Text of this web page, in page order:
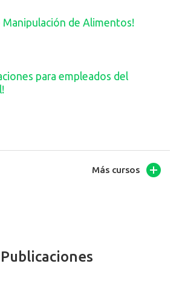
Manipulación de Alimentos!
para empleados del
Más cursos
Publicaciones